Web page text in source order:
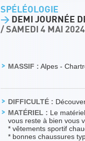
SPÉLÉOLOGIE
> DEMI JOURNÉE
/ SAMEDI 4 MAI 2024
MASSIF : Alpes -
DIFFICULTÉ :
MATÉRIEL : Le
vous reste à bien vous
* vêtements sportif
* bonnes chaussures